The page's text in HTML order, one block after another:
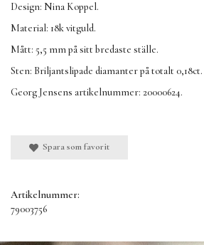
Design: Nina Koppel.
Material: 18k vitguld.
Mått: 5,5 mm på sitt bredaste ställe.
Sten: Briljantslipade diamanter på totalt 0,18ct.
Georg Jensens artikelnummer: 20000624.
Spara som favorit
Artikelnummer:
79003756